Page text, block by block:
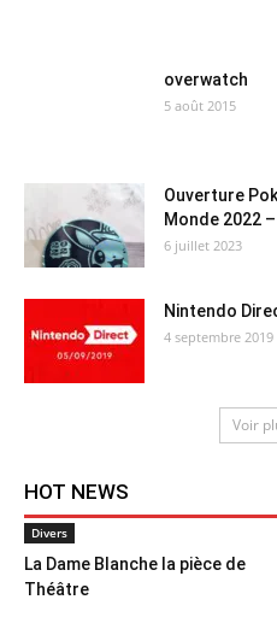
overwatch
5 août 2015
Ouverture
Monde 2022
6 juillet 2023
Nintendo
4 septembre 2019
Voir
HOT NEWS
Divers
La Dame Blanche la pièce de
Théâtre